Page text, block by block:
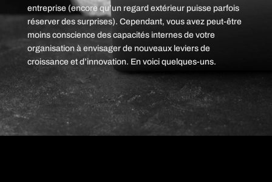
entreprise (encore qu’un regard extérieur puisse parfois
réserver des surprises). Cependant, vous avez peut-être
moins conscience des capacités internes de votre
organisation à envisager de nouveaux leviers de
croissance et d’innovation. En voici quelques-uns.